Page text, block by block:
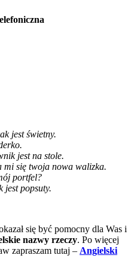
jest świetny.
jest na stole.
mi się twoja nowa walizka.
portfel?
jest popsuty.
się być pomocny dla Was i
nazwy rzeczy. Po więcej
zapraszam tutaj – Angielski